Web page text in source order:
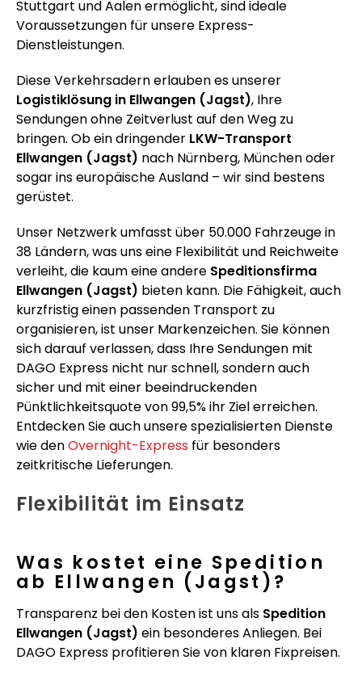
Stuttgart und Aalen ermöglicht, sind ideale
Voraussetzungen für unsere Express-
Dienstleistungen.
Diese Verkehrsadern erlauben es unserer
Logistiklösung in Ellwangen (Jagst), Ihre
Sendungen ohne Zeitverlust auf den Weg zu
bringen. Ob ein dringender LKW-Transport
Ellwangen (Jagst) nach Nürnberg, München oder
sogar ins europäische Ausland – wir sind bestens
gerüstet.
Unser Netzwerk umfasst über 50.000 Fahrzeuge in
38 Ländern, was uns eine Flexibilität und Reichweite
verleiht, die kaum eine andere Speditionsfirma
Ellwangen (Jagst) bieten kann. Die Fähigkeit, auch
kurzfristig einen passenden Transport zu
organisieren, ist unser Markenzeichen. Sie können
sich darauf verlassen, dass Ihre Sendungen mit
DAGO Express nicht nur schnell, sondern auch
sicher und mit einer beeindruckenden
Pünktlichkeitsquote von 99,5% ihr Ziel erreichen.
Entdecken Sie auch unsere spezialisierten Dienste
wie denOvernight-Express für besonders
zeitkritische Lieferungen.
Flexibilität im Einsatz
Was kostet eine Spedition
ab Ellwangen (Jagst)?
Transparenz bei den Kosten ist uns als Spedition
Ellwangen (Jagst) ein besonderes Anliegen. Bei
DAGO Express profitieren Sie von klaren Fixpreisen.